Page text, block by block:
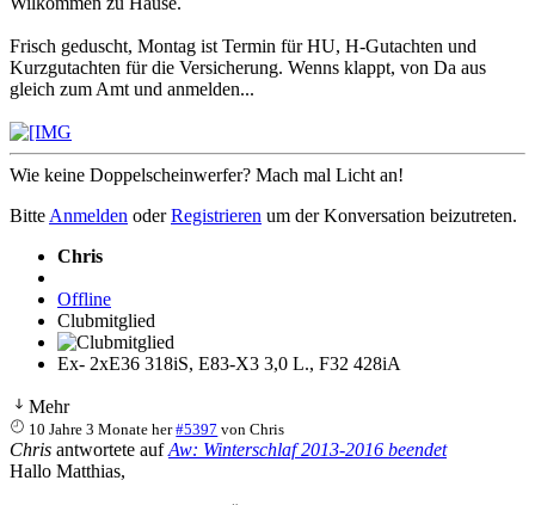
Frisch geduscht, Montag ist Termin für HU, H-Gutachten und
Kurzgutachten für die Versicherung. Wenns klappt, von Da aus
gleich zum Amt und anmelden...
Wie keine Doppelscheinwerfer? Mach mal Licht an!
Bitte Anmelden oderRegistrieren um der Konversation beizutreten.
Chris
Offline
Clubmitglied
Ex- 2xE36 318iS, E83-X3 3,0 L., F32 428iA
Mehr
10 Jahre 3 Monate her #5397 vonChris
Chris antwortete aufAw: Winterschlaf 2013-2016 beendet
Hallo Matthias,